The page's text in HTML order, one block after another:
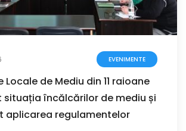
EVENIMENTE
Locale de Mediu din 11 raioane
situația încălcărilor de mediu și
aplicarea regulamentelor